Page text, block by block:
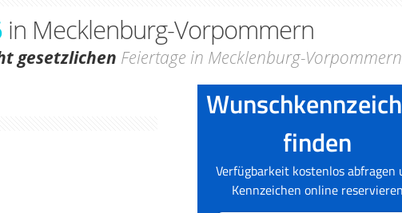
in Mecklenburg-Vorpommern
gesetzlichen Feiertage in Mecklenburg-Vorpommern